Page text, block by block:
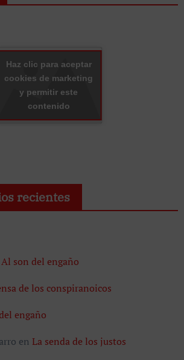
Haz clic para aceptar
cookies de marketing
y permitir este
contenido
recientes
Al son del engaño
de los conspiranoicos
engaño
en La senda de los justos